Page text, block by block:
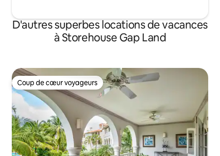
D'autres superbes locations de vacances
à Storehouse Gap Land
Coup de cœur voyageurs
Coup de cœur voyageurs